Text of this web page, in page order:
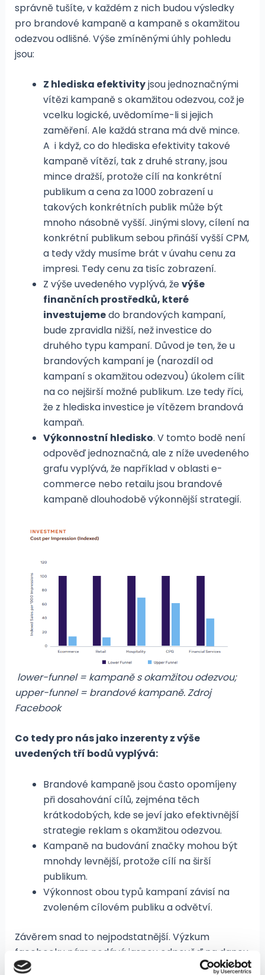
správně tušíte, v každém z nich budou výsledky
pro brandové kampaně a kampaně s okamžitou
odezvou odlišné. Výše zmíněnými úhly pohledu
jsou:
Z hlediska efektivityjsou jednoznačnými
vítězi kampaně s okamžitou odezvou, což je
vcelku logické, uvědomíme-li si jejich
zaměření. Ale každá strana má dvě mince.
A i když, co do hlediska efektivity takové
kampaně vítězí, tak z druhé strany, jsou
mince dražší, protože cílí na konkrétní
publikum a cena za 1000 zobrazení u
takových konkrétních publik může být
mnoho násobně vyšší. Jinými slovy, cílení na
konkrétní publikum sebou přináší vyšší CPM,
a tedy vždy musíme brát v úvahu cenu za
impresi. Tedy cenu za tisíc zobrazení.
Z výše uvedeného vyplývá, ževýše
finančních prostředků, které
investujemedo brandových kampaní,
bude zpravidla nižší, než investice do
druhého typu kampaní. Důvod je ten, že u
brandových kampaní je (narozdíl od
kampaní s okamžitou odezvou) úkolem cílit
na co nejširší možné publikum. Lze tedy říci,
že z hlediska investice je vítězem brandová
kampaň.
Výkonnostní hledisko. V tomto bodě není
odpověď jednoznačná, ale z níže uvedeného
grafu vyplývá, že například v oblasti e-
commerce nebo retailu jsou brandové
kampaně dlouhodobě výkonnější strategií.
lower-funnel = kampaně s okamžitou odezvou;
upper-funnel = brandové kampaně. Zdroj
Facebook
Co tedy pro nás jako inzerenty z výše
uvedených tří bodů vyplývá:
Brandové kampaně jsou často opomíjeny
při dosahování cílů, zejména těch
krátkodobých, kde se jeví jako efektivnější
strategie reklam s okamžitou odezvou.
Kampaně na budování značky mohou být
mnohdy levnější, protože cílí na širší
publikum.
Výkonnost obou typů kampaní závisí na
zvoleném cílovém publiku a odvětví.
Závěrem snad to nejpodstatnější. Výzkum
facebooku nám nedává jasnou odpověď na danou
otázku ale naznačuje, že kampaně s okamžitou